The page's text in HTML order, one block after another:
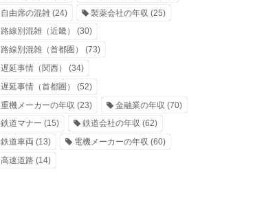
自由席の混雑 (24) 製薬会社の年収 (25)
路線別混雑（近畿）
(30)
路線別混雑（首都圏）
(73)
遅延事情（関西）
(34)
遅延事情（首都圏）
(52)
重機メーカーの年収 (23) 金融業の年収 (70)
鉄道マナー (15) 鉄道会社の年収 (62)
鉄道車両 (13) 電機メーカーの年収 (60)
高速道路 (14)